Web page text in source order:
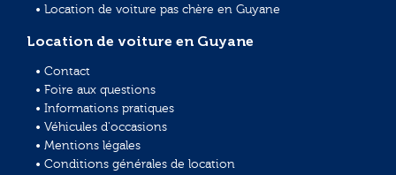
• Location de voiture pas chère en Guyane
Location de voiture en Guyane
• Contact
• Foire aux questions
• Informations pratiques
• Véhicules d'occasions
• Mentions légales
• Conditions générales de location